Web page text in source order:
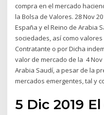
compra en el mercado
la Bolsa de Valores. 28 Nov
España y el Reino de Arabia
sociedades, así como
Contratante o por Dicha
valor de mercado de la 4 Nov
Arabia Saudí, a pesar de la
mercados emergentes, tal y
5 Dic 2019